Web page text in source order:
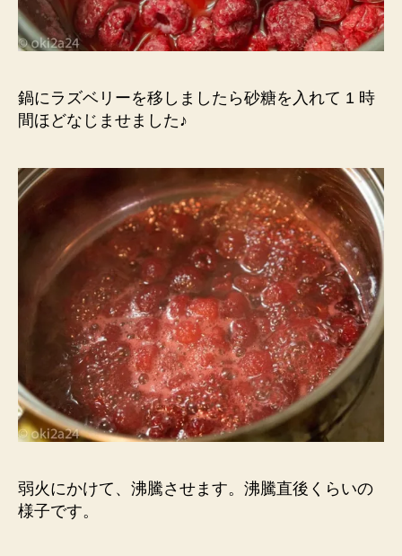
鍋にラズベリーを移し ましたら砂糖を入れて 1 時
間ほどなじませました♪
弱火にかけて、沸騰させます。沸騰直後くらいの
様子です。